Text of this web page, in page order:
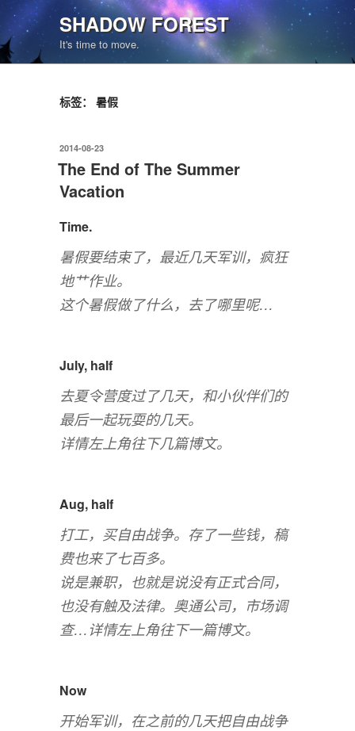
至
内
容
SHADOW FOREST
It's time to move.
标签： 暑假
发
布
于
2014-08-23
The End of The Summer
Vacation
Time.
暑假要结束了，最近几天军训，疯狂
地艹作业。
这个暑假做了什么，去了哪里呢…
July, half
去夏令营度过了几天，和小伙伴们的
最后一起玩耍的几天。
详情左上角往下几篇博文。
Aug, half
打工，买自由战争。存了一些钱，稿
费也来了七百多。
说是兼职，也就是说没有正式合同，
也没有触及法律。奥通公司，市场调
查…详情左上角往下一篇博文。
Now
开始军训，在之前的几天把自由战争